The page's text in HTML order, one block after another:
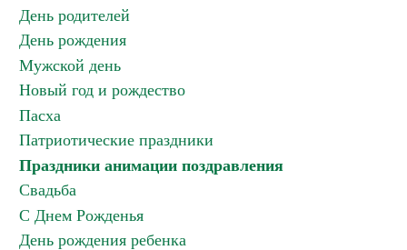
День родителей
День рождения
Мужской день
Новый год и рождество
Пасха
Патриотические праздники
Праздники анимации поздравления
Свадьба
С Днем Рожденья
День рождения ребенка